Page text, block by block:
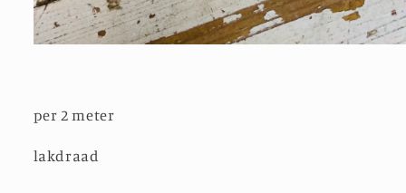
per 2 meter
lakdraad